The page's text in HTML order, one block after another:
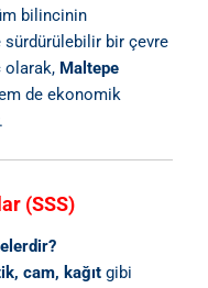
bilincinin
sürdürülebilir bir çevre
olarak, Maltepe
de ekonomik
(SSS)
cam, kağıt gibi